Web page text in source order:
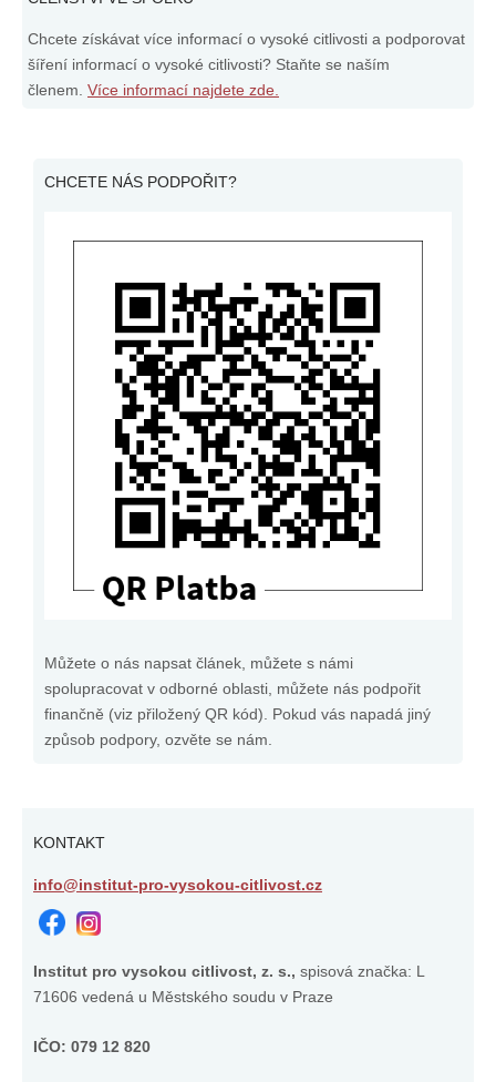
Chcete získávat více informací o vysoké citlivosti a podporovat
šíření informací o vysoké citlivosti? Staňte se naším
členem. Více informací najdete zde.
CHCETE NÁS PODPOŘIT?
Můžete o nás napsat článek, můžete s námi
spolupracovat v odborné oblasti, můžete nás podpořit
finančně (viz přiložený QR kód). Pokud vás napadá jiný
způsob podpory, ozvěte se nám.
KONTAKT
info@institut-pro-vysokou-citlivost.cz
Institut pro vysokou citlivost, z. s., spisová značka: L
71606 vedená u Městského soudu v Praze
IČO: 079 12 820